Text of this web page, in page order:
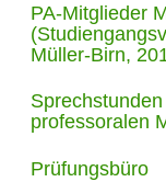
PA-Mitglieder
Müller-Birn,
professoralen
Prüfungsbüro